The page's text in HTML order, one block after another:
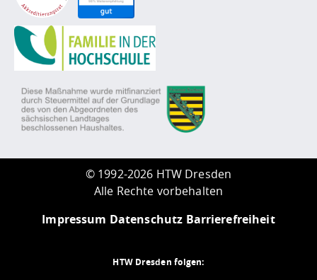
© 1992-2026 HTW Dresden
Alle Rechte vorbehalten
Impressum Datenschutz Barrierefreiheit
HTW Dresden folgen: